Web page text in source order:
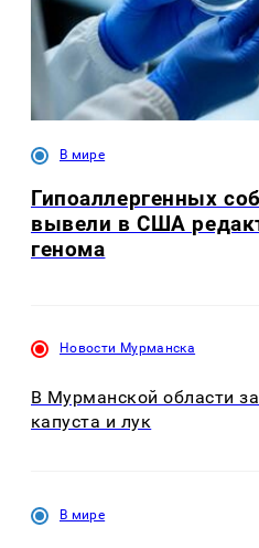
В мире
Гипоаллергенных
вывели в США
генома
Новости Мурманска
В Мурманской области
капуста и лук
В мире